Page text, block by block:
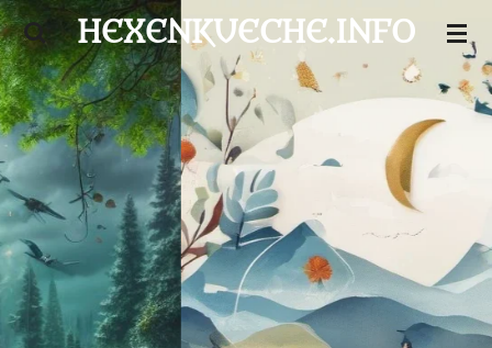
Zum
Hauptinhalt
springen
HEXENKUECHE.INFO